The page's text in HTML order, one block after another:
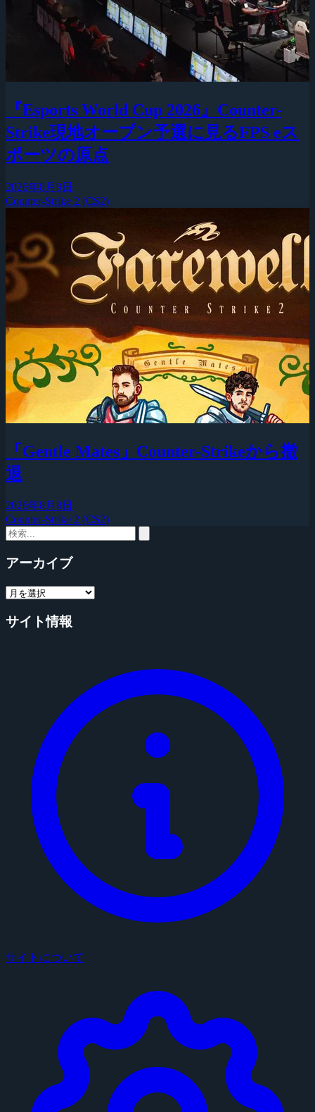
『Esports World Cup 2026』Counter-
Strike現地オープン予選に見るFPS eス
ポーツの原点
2026年8月9日
Counter-Strike 2 (CS2)
「Gentle Mates」Counter-Strikeから撤
退
2026年8月8日
Counter-Strike 2 (CS2)
アーカイブ
サイト情報
サイトについて